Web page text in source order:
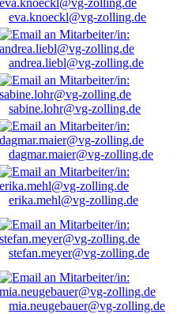
eva.knoeckl@vg-zolling.de
andrea.liebl@vg-zolling.de
sabine.lohr@vg-zolling.de
dagmar.maier@vg-zolling.de
erika.mehl@vg-zolling.de
stefan.meyer@vg-zolling.de
mia.neugebauer@vg-zolling.de